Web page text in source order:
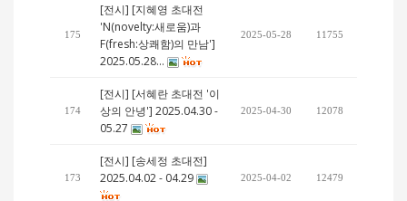
175
[전시] [지혜영 초대전
'N(novelty:새로움)과
F(fresh:상쾌함)의 만남']
2025.05.28…
2025-05-28 11755
174
[전시] [서혜란 초대전 '이
상의 안녕'] 2025.04.30 -
05.27
2025-04-30 12078
173
[전시] [송세정 초대전]
2025.04.02 - 04.29
2025-04-02 12479